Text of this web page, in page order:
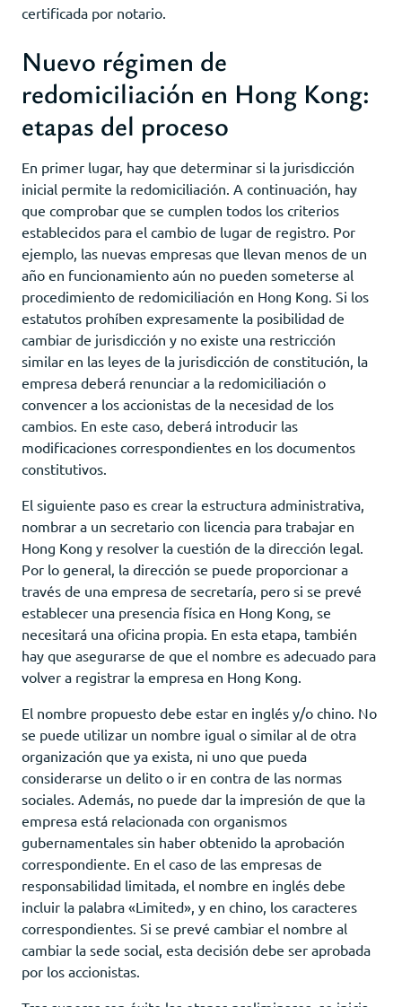
certificada por notario.
Nuevo régimen de
redomiciliación en Hong Kong:
etapas del proceso
En primer lugar, hay que determinar si la jurisdicción
inicial permite la redomiciliación. A continuación, hay
que comprobar que se cumplen todos los criterios
establecidos para el cambio de lugar de registro. Por
ejemplo, las nuevas empresas que llevan menos de un
año en funcionamiento aún no pueden someterse al
procedimiento de redomiciliación en Hong Kong. Si los
estatutos prohíben expresamente la posibilidad de
cambiar de jurisdicción y no existe una restricción
similar en las leyes de la jurisdicción de constitución, la
empresa deberá renunciar a la redomiciliación o
convencer a los accionistas de la necesidad de los
cambios. En este caso, deberá introducir las
modificaciones correspondientes en los documentos
constitutivos.
El siguiente paso es crear la estructura administrativa,
nombrar a un secretario con licencia para trabajar en
Hong Kong y resolver la cuestión de la dirección legal.
Por lo general, la dirección se puede proporcionar a
través de una empresa de secretaría, pero si se prevé
establecer una presencia física en Hong Kong, se
necesitará una oficina propia. En esta etapa, también
hay que asegurarse de que el nombre es adecuado para
volver a registrar la empresa en Hong Kong.
El nombre propuesto debe estar en inglés y/o chino. No
se puede utilizar un nombre igual o similar al de otra
organización que ya exista, ni uno que pueda
considerarse un delito o ir en contra de las normas
sociales. Además, no puede dar la impresión de que la
empresa está relacionada con organismos
gubernamentales sin haber obtenido la aprobación
correspondiente. En el caso de las empresas de
responsabilidad limitada, el nombre en inglés debe
incluir la palabra «Limited», y en chino, los caracteres
correspondientes. Si se prevé cambiar el nombre al
cambiar la sede social, esta decisión debe ser aprobada
por los accionistas.